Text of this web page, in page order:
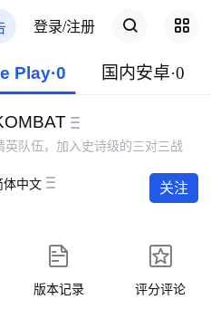
登录/注册
Play·0 国内安卓·0
英队伍，加入史诗级的三对三战
体中文 关注
版本记录 评分评论